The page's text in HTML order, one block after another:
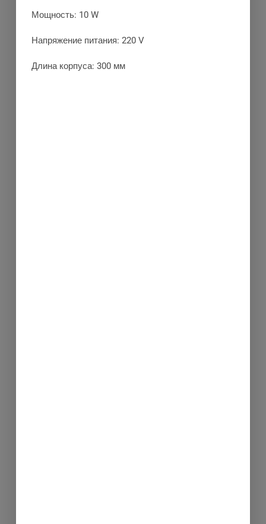
Мощность: 10 W
Напряжение питания: 220 V
Длина корпуса: 300 мм